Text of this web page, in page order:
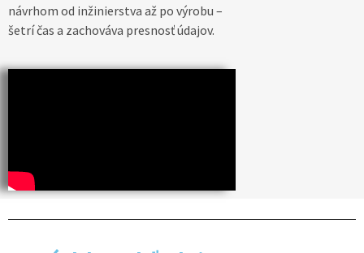
návrhom od inžinierstva až po výrobu –
šetrí čas a zachováva presnosť údajov.